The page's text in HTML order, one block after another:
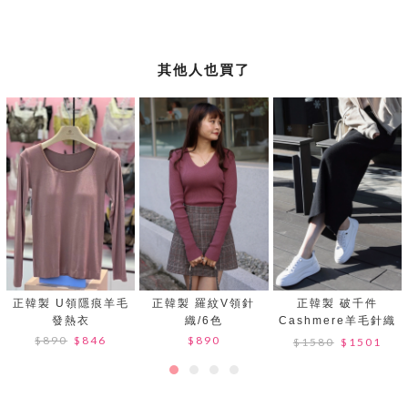
其他人也買了
正韓製 U領隱痕羊毛
發熱衣
$890 $846
正韓製 羅紋V領針
織/6色
$890
正韓製 破千件
Cashmere羊毛針織
裙
$1580 $1501